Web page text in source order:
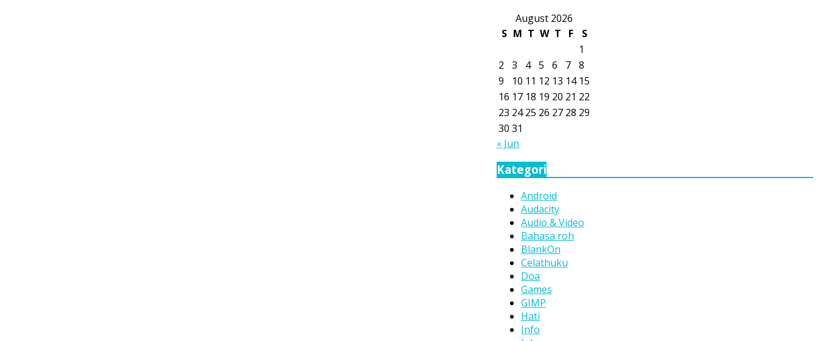
August 2026
S M T W T F
S
1
2
3 4 5 6 7 8
9
10 11 12 13 14 15
16 17 18 19 20 21 22
23 24 25 26 27 28 29
30 31
« Jun
Kategori
Android
Audacity
Audio & Video
Bahasa roh
BlankOn
Celathuku
Doa
Games
GIMP
Hati
Info